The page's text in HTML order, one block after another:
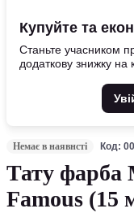
Купуйте та
Станьте учасником
додаткову знижку на
Немає в наявнсті Код:
Тату фарба
Famous (15